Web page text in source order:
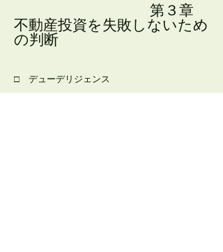
第３章
不動産投資を失敗しないため
の判断
□ デューデリジェンス​